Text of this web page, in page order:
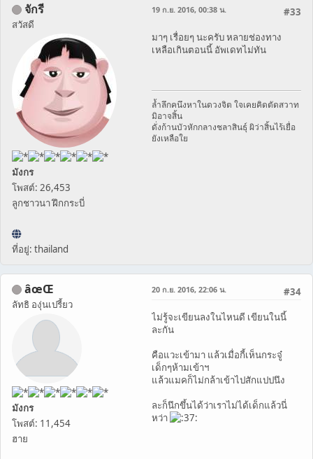
จักรี
สวัสดี
มังกร
โพสต์: 26,453
ลูกชาวนา ฝึกกระบี่
ที่อยู่: thailand
#33
19 ก.ย. 2016, 00:38 น.
มาๆ เรื่อยๆ นะครับ หลายช่องทาง
เหลือเกินตอนนี้ อัพเดทไม่ทัน
ล้ำลึกคนึงหาในดวงจิต ใจเคยคิดตัดสวาท
มิอาจสิ้น
ดั่งก้านบัวหักกลางชลาสินธุ์ ผิว่าสิ้นไร้เยื่อ
ยังเหลือใย
âœŒ
ลัทธิ องุ่นเปรี้ยว
มังกร
โพสต์: 11,454
ฮาย
#34
20 ก.ย. 2016, 22:06 น.
ไม่รู้จะเขียนลงในไหนดี เขียนในนี้
ละกัน
คือแวะเข้ามา แล้วเมื่อกี้เห็นกระจู๋
เด็กๆห้ามเข้าฯ
แล้วแมคก็ไม่กล้าเข้าไปสักแปปนึง
ละก็นึกขึ้นได้ว่าเราไม่ได้เด็กแล้วนี่
หว่า